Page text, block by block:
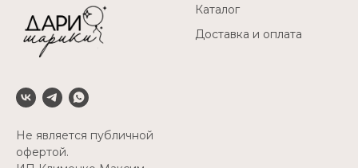
Не является публичной
офертой.
Каталог
Доставка и оплата